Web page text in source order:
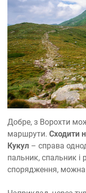
Добре, з Ворохти
маршрути. Сходити
Кукул – справа
пальник, спальник і
спорядження,